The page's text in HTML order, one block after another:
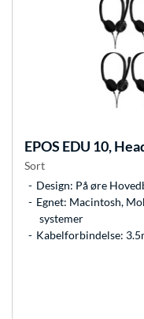
EPOS EDU 10,
Sort
Design: På øre
Egnet: Macintosh,
systemer
Kabelforbindelse: